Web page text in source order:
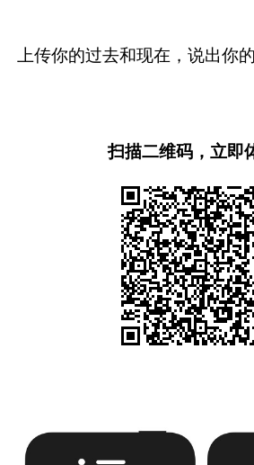
上传你的过去和现在，说出你的
扫描二维码，立即